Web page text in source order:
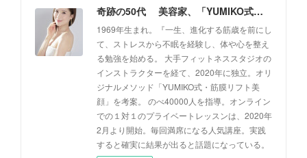
奇跡の50代 美容家、「YUMIKO式・筋膜リフト美顔」創設者 佐藤由美子 公式ホームページ
1969年生まれ。『一生、進化する筋歳を前にし
て、ストレスから不眠を経験し、体や心を整え
る勉強を始める。 大手フィットネススタジオの
インストラクターを経て、2020年に独立。オリ
ジナルメソッド「YUMIKO式・筋膜リフト美
顔」を考案。 のべ40000人を指導。オンライン
での１対１のプライベートレッスンは、2020年
2月より開始。毎回満席になる人気講座。実践
すると確実に結果が出ると話題になっている。